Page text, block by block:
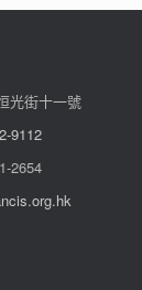
光街十一號
9112
2654